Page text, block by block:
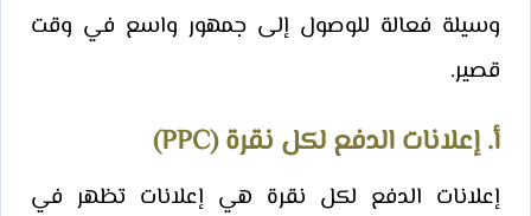
وسيلة فعالة للوصول إلى جمهور واسع في وقت
قصير.
أ. إعلانات الدفع لكل نقرة (PPC)
إعلانات الدفع لكل نقرة هي إعلانات تظهر في